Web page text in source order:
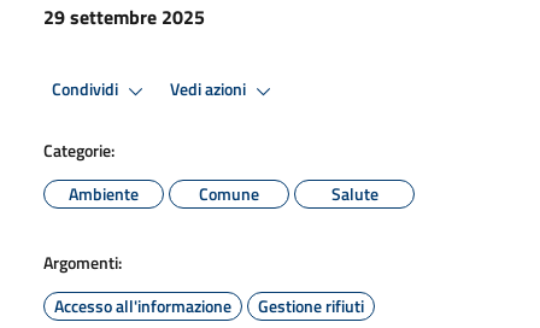
29 settembre 2025
Condividi Vedi azioni
Categorie:
Ambiente
Comune Salute
Argomenti:
Accesso all'informazione
Gestione rifiuti